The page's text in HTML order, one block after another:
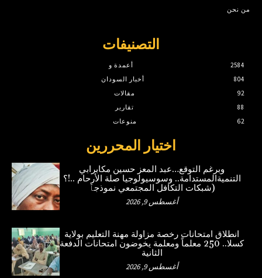
من نحن
التصنيفات
أعمدة و
2584
أخبار السودان
804
مقالات
92
تقارير
88
منوعات
62
اختيار المحررين
وبرغم التوقع…عبد المعز حسين مكابرابي
التنميةالمستدامة.. وسوسيولوجيا صلة الأرحام ..!؟
(شبكات التكافل المجتمعي نموذجٱ
أغسطس 9, 2026
انطلاق امتحانات رخصة مزاولة مهنة التعليم بولاية
كسلا.. 250 معلماً ومعلمة يخوضون امتحانات الدفعة
الثانية
أغسطس 9, 2026